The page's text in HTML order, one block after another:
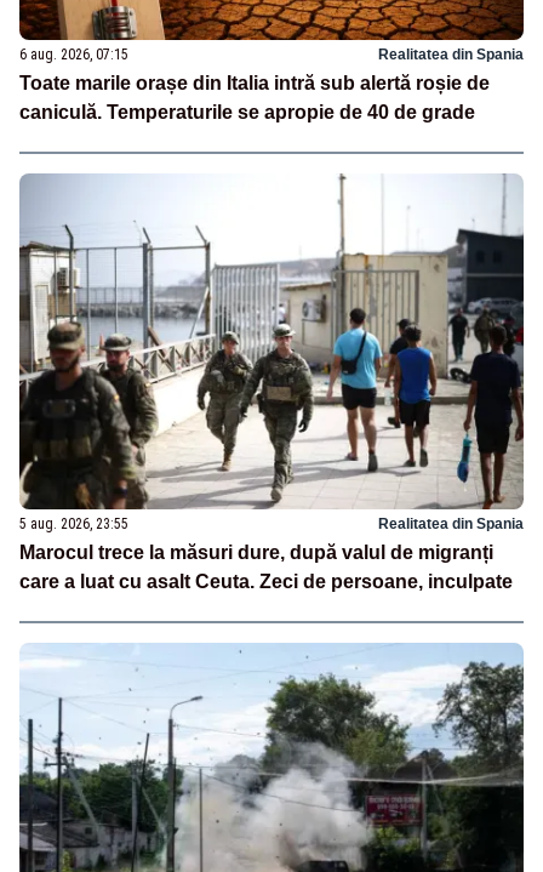
6 aug. 2026, 07:15 Realitatea din Spania
Toate marile orașe din Italia intră sub alertă roșie de
caniculă. Temperaturile se apropie de 40 de grade
5 aug. 2026, 23:55 Realitatea din Spania
Marocul trece la măsuri dure, după valul de migranți
care a luat cu asalt Ceuta. Zeci de persoane, inculpate